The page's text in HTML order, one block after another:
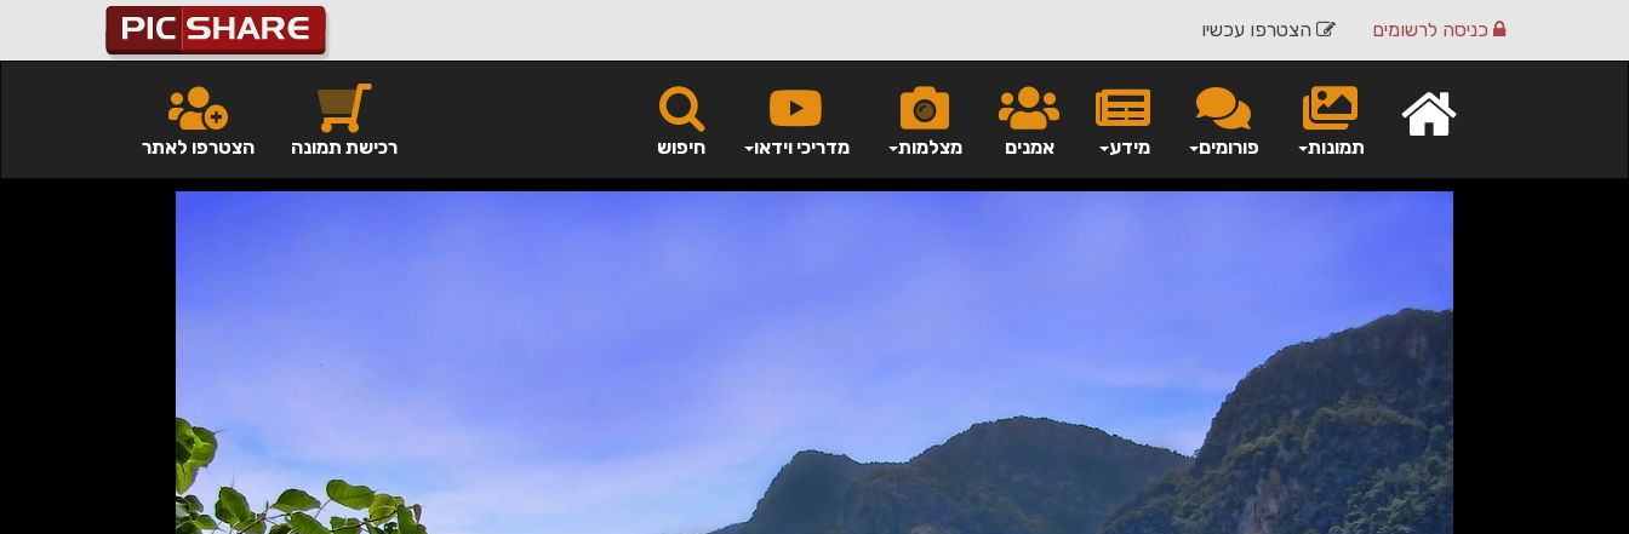
הצטרפו עכשיו כניסה לרשומים
חיפוש מדריכי וידאו מצלמות אמנים מידע פורומים תמונות הצטרפו לאתר רכישת תמונה